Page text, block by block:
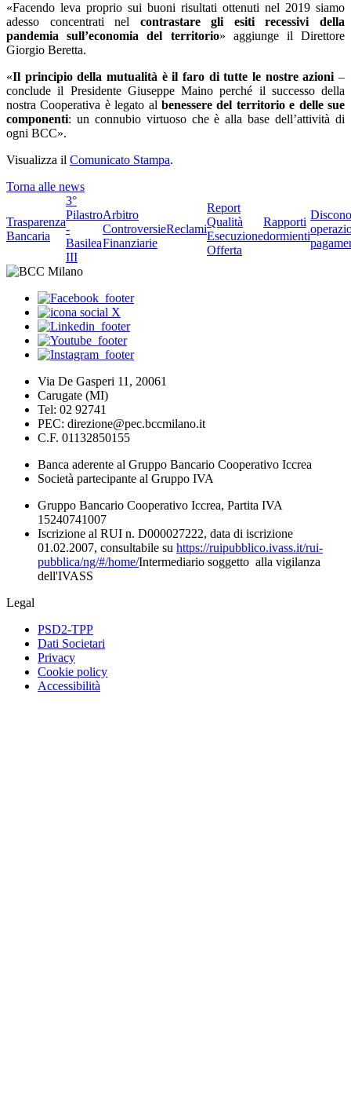
«Facendo leva proprio sui buoni risultati ottenuti nel 2019 siamo
adesso concentrati nel contrastare gli esiti recessivi della
pandemia sull’economia del territorio» aggiunge il Direttore
Giorgio Beretta.
«Il principio della mutualità è il faro di tutte le nostre azioni –
conclude il Presidente Giuseppe Maino perché il successo della
nostra Cooperativa è legato albenessere del territorio e delle sue
componenti: un connubio virtuoso che è alla base dell’attività di
ogni BCC».
Visualizza il Comunicato Stampa.
Torna alle news
Trasparenza
Bancaria
3°
Pilastro
-
Basilea
III
Arbitro
Controversie
Finanziarie
Reclami
Report
Qualità
Esecuzione
Offerta
Rapporti
dormienti
Via De Gasperi 11, 20061
Carugate (MI)
Tel: 02 92741
PEC: direzione@pec.bccmilano.it
C.F. 01132850155
Banca aderente al Gruppo Bancario Cooperativo Iccrea
Società partecipante al Gruppo IVA
Gruppo Bancario Cooperativo Iccrea, Partita IVA
15240741007
Iscrizione al RUI n. D000027222, data di iscrizione
01.02.2007, consultabile su https://ruipubblico.ivass.it/rui-
pubblica/ng/#/home/Intermediario soggetto alla vigilanza
dell'IVASS
Legal
PSD2-TPP
Dati Societari
Privacy
Cookie policy
Accessibilità